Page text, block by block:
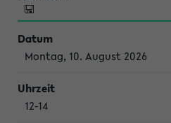
Montag, 10. August 2026
12-14